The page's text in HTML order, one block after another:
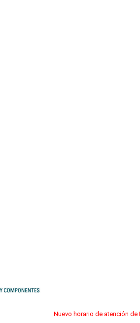
Nuevo horario de atención de